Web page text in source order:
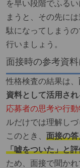
を早い段階でふる
まうと、その先に
駄になってしまう
行いましょう。
面接時の参考資
性格検査の結果は、
資料として活用され
応募者の思考や行動
ルだけでは理解し
このとき、 面接の
「嘘をついた」と
ため、面接で聞か